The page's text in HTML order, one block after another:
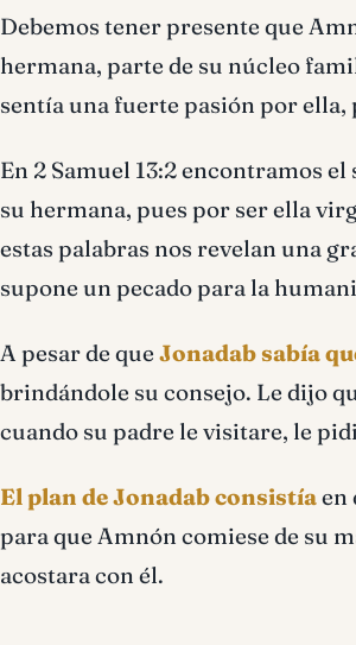
Debemos tener presente que
hermana, parte de su núcleo
sentía una fuerte pasión por ella,
En 2 Samuel 13:2 encontramos
su hermana, pues por ser ella
estas palabras nos revelan una
supone un pecado para la
A pesar de que Jonadab sabía
brindándole su consejo. Le dijo
cuando su padre le visitare, le
El plan de Jonadab consistíaen
para que Amnón comiese de su
acostara con él.